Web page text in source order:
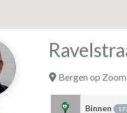
Bergen op Zoom
Binnen